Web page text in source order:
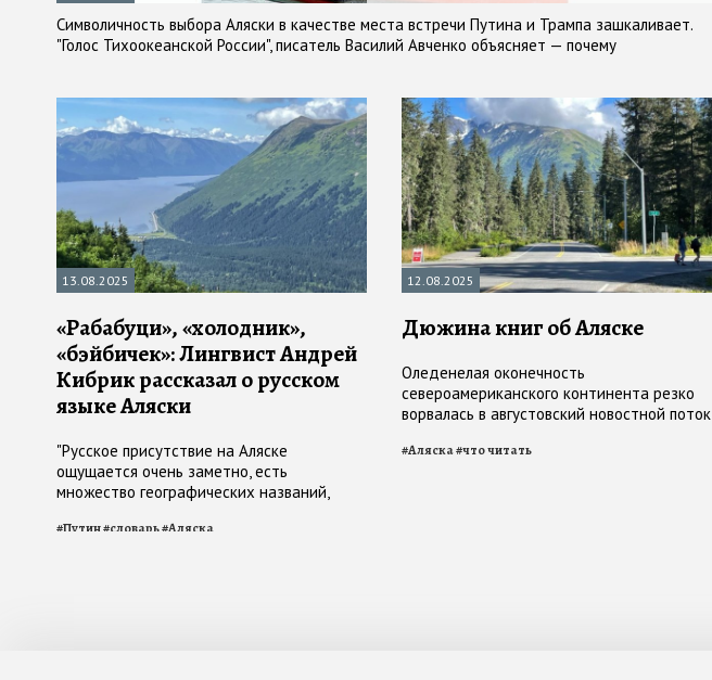
Символичность выбора Аляски в качестве места встречи Путина и Трампа зашкаливает.
"Голос Тихоокеанской России", писатель Василий Авченко объясняет — почему
13.08.2025
«Рабабуци», «холодник»,
«бэйбичек»: Лингвист Андрей
Кибрик рассказал о русском
языке Аляски
"Русское присутствие на Аляске
ощущается очень заметно, есть
множество географических названий,
русские по происхождению"
#Путин#словарь#Аляска
12.08.2025
Дюжина книг об Аляске
Оледенелая оконечность
североамериканского континента резко
ворвалась в августовский новостной поток
Путина и Трампа - но еще раньше заняла
#Аляска#что читать